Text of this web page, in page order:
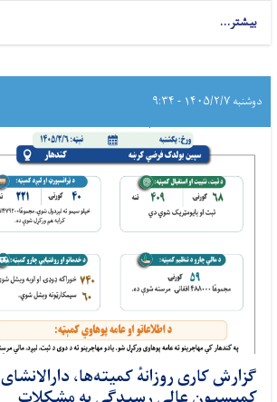
بیشتر...
دوشنبه ۱۴۰۵/۲/۷ - ۹:۳۴
گزارش کاری روزانهٔ کمیته‌ها، دارالانشای